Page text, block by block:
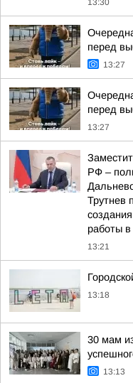
13:30
перед
13:27
перед
13:27
РФ –
Трутнев
работы в
13:21
13:18
30 мам
13:13